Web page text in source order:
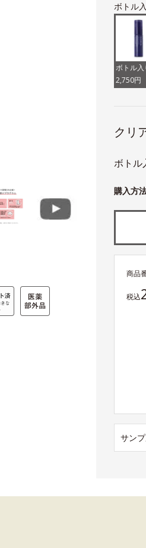
ボトル
ボトル入
2,750円
クリ
ボトル
購入方
商品
税込
サン